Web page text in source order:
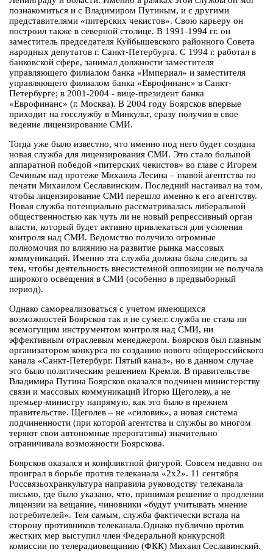
познакомиться и с Владимиром Путиным, и с другими
представителями «питерских чекистов». Свою карьеру он
построил также в северной столице. В 1991-1994 гг. он
заместитель председателя Куйбышевского районного Совета
народных депутатов г. Санкт-Петербурга. С 1994 г. работал в
банковской сфере, занимал должности заместителя
управляющего филиалом банка «Империал» и заместителя
управляющего филиалом банка «Еврофинанс» в Санкт-
Петербурге; в 2001-2004 - вице-президент банка
«Еврофинанс» (г. Москва). В 2004 году Боярсков впервые
приходит на госслужбу в Минкульт, сразу получив в свое
ведение лицензирование СМИ.
Тогда уже было известно, что именно под него будет создана
новая служба для лицензирования СМИ. Это стало большой
аппаратной победой «питерских чекистов» во главе с Игорем
Сечиным над протеже Михаила Лесина – главой агентства по
печати Михаилом Сеславинским. Последний настаивал на том,
чтобы лицензирование СМИ перешло именно к его агентству.
Новая служба потенциально рассматривалась либеральной
общественностью как чуть ли не новый репрессивный орган
власти, который будет активно привлекаться для усиления
контроля над СМИ. Ведомство получило огромные
полномочия по влиянию на развитие рынка массовых
коммуникаций. Именно эта служба должна была следить за
тем, чтобы деятельность внесистемной оппозиции не получала
широкого освещения в СМИ (особенно в предвыборный
период).
Однако самореализоваться с учетом имеющихся
возможностей Боярсков так и не сумел: служба не стала ни
всемогущим инструментом контроля над СМИ, ни
эффективным отраслевым менеджером. Боярсков был главным
организатором конкурса по созданию нового общероссийского
канала «Санкт-Петербург. Пятый канал», но в данном случае
это было политическим решением Кремля. В правительстве
Владимира Путина Боярсков оказался подчинен министерству
связи и массовых коммуникаций Игорю Щеголеву, а не
премьер-министру напрямую, как это было в прежнем
правительстве. Щеголев – не «силовик», а новая система
подчиненности (при которой агентства и службы во многом
теряют свои автономные прерогативы) значительно
ограничивала возможности Боярскова.
Боярсков оказался и конфликтной фигурой. Совсем недавно он
проиграл в борьбе против телеканала «2х2». 11 сентября
Россвязьохранкультура направила руководству телеканала
письмо, где было указано, что, принимая решение о продлении
лицензии на вещание, чиновники «будут учитывать мнение
потребителей». Тем самым, служба фактически встала на
сторону противников телеканала.Однако публично против
жестких мер выступил член Федеральной конкурсной
комиссии по телерадиовещанию (ФКК) Михаил Сеславинский.